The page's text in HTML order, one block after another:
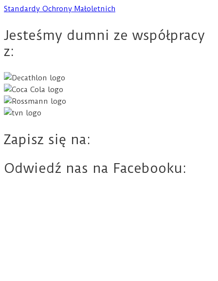
Standardy Ochrony Małoletnich
Jesteśmy dumni ze współpracy
z:
Zapisz się na:
Odwiedź nas na Facebooku: